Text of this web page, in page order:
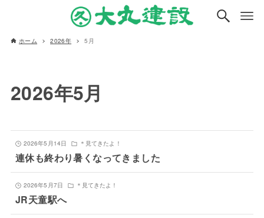
ホーム 2026年 5月
2026年5月
2026年5月14日 ＊見てきたよ！
連休も終わり暑くなってきました
2026年5月7日 ＊見てきたよ！
JR天童駅へ